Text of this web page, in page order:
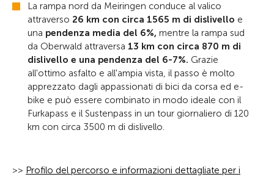
La rampa nord da Meiringen conduce al valico
attraverso 26 km con circa 1565 m di dislivello e
una pendenza media del 6%, mentre la rampa sud
da Oberwald attraversa 13 km con circa 870 m di
dislivello e una pendenza del 6-7%. Grazie
all'ottimo asfalto e all'ampia vista, il passo è molto
apprezzato dagli appassionati di bici da corsa ed e-
bike e può essere combinato in modo ideale con il
Furkapass e il Sustenpass in un tour giornaliero di 120
km con circa 3500 m di dislivello.
>> Profilo del percorso e informazioni dettagliate per i